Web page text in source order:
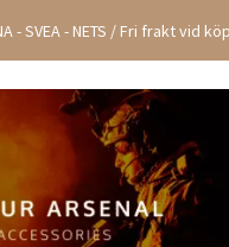
SVEA - NETS / Fri frakt vid